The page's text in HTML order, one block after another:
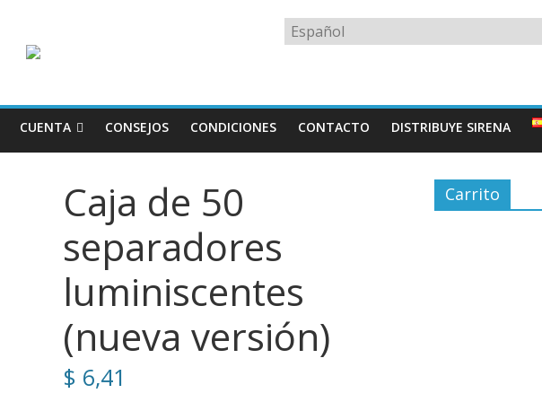
Elegir
un
CUENTA CONSEJOS CONDICIONES CONTACTO DISTRIBUYE SIRENA
Caja de 50
separadores
luminiscentes
(nueva versión)
$ 6,41
Carrito